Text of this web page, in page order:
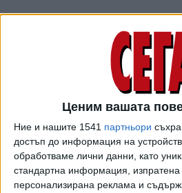
Ценим вашата
Ние и нашите 1541 партньори
достъп до информация на
обработваме лични данни, като
стандартна информация, изпратена
персонализирана реклама и
ПОСЛЕ